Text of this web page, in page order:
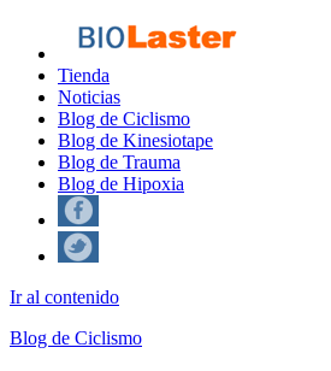
Tienda
Noticias
Blog de Ciclismo
Blog de Kinesiotape
Blog de Trauma
Blog de Hipoxia
Ir al contenido
Blog de Ciclismo